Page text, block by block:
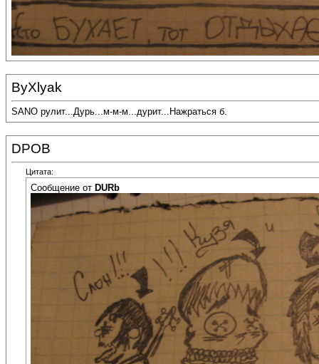
ByXlyak
SANO рулит...Дурь...м-м-м...дурит...Нажраться б.
DPOB
Цитата:
Сообщение от DURb